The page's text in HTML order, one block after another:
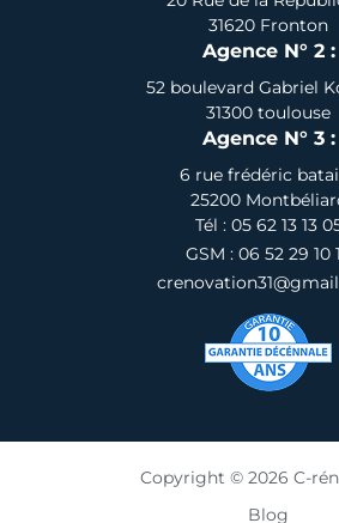
31620 Fronton
Agence N° 2 :
52 boulevard Gabriel
31300 toulouse
Agence N° 3 :
6 rue frédéric
25200
Tél : 05 62 13 13
GSM : 06 52 29 10
Copyright © 2026 C-
Blog